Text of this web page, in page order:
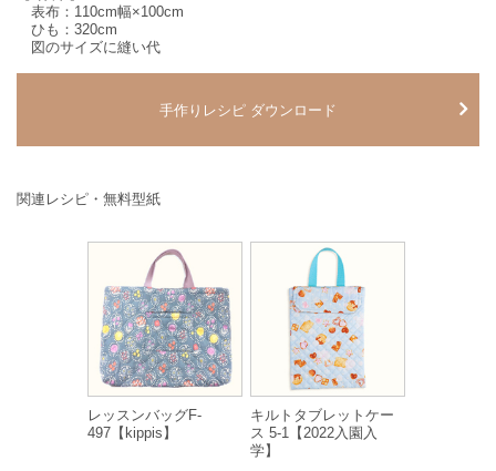
表布：110cm幅×100cm
ひも：320cm
図のサイズに縫い代
手作りレシピ ダウンロード
関連レシピ・無料型紙
レッスンバッグF-
497【kippis】
キルトタブレットケー
ス 5-1【2022入園入
学】